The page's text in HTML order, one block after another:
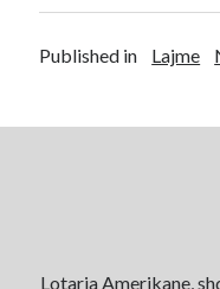
Published in Lajme
Lotaria Amerikane,